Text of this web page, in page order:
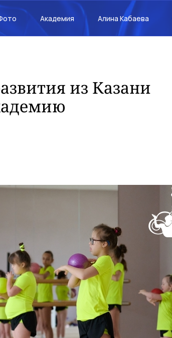
Академия Алина Кабаева
из Казани